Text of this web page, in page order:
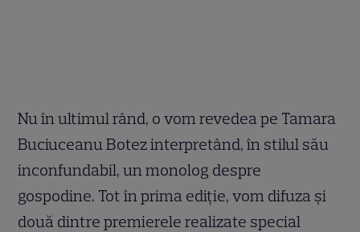
Nu în ultimul rând, o vom revedea pe Tamara
Buciuceanu Botez interpretând, în stilul său
inconfundabil, un monolog despre
gospodine. Tot în prima ediţie, vom difuza şi
două dintre premierele realizate special